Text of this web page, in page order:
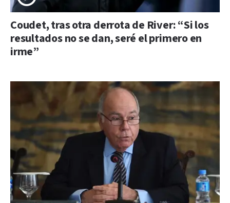
Coudet, tras otra derrota de River: “Si los
resultados no se dan, seré el primero en
irme”